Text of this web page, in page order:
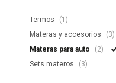
Termos
(1)
Materas y accesorios
(3)
Materas para auto
(2)
Sets materos
(3)